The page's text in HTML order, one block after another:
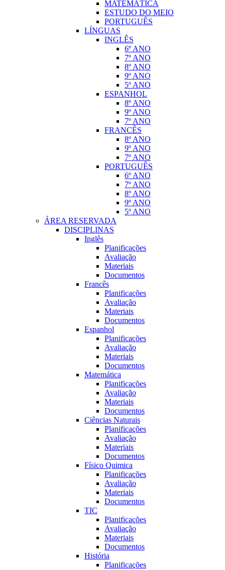
MATEMÁTICA
ESTUDO DO MEIO
PORTUGUÊS
LÍNGUAS
INGLÊS
6º ANO
7º ANO
8º ANO
9º ANO
5º ANO
ESPANHOL
8º ANO
9º ANO
7º ANO
FRANCÊS
8º ANO
9º ANO
7º ANO
PORTUGUÊS
6º ANO
7º ANO
8º ANO
9º ANO
5º ANO
ÁREA RESERVADA
DISCIPLINAS
Inglês
Planificações
Avaliação
Materiais
Documentos
Francês
Planificações
Avaliação
Materiais
Documentos
Espanhol
Planificações
Avaliação
Materiais
Documentos
Matemática
Planificações
Avaliação
Materiais
Documentos
Ciências Naturais
Planificações
Avaliação
Materiais
Documentos
Fí­sico Quimica
Planificações
Avaliação
Materiais
Documentos
TIC
Planificações
Avaliação
Materiais
Documentos
História
Planificações